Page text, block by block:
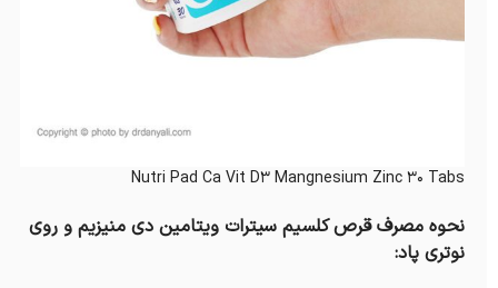
Nutri Pad Ca Vit D3 Mangnesium Zinc 30 Tabs
نحوه مصرف قرص کلسیم سیترات ویتامین دی منیزیم و روی
نوتری پاد: